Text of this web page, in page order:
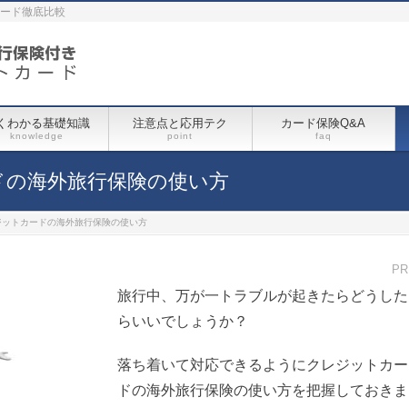
ド徹底比較
わかる基礎知識
knowledge
注意点と応用テク
point
カード保険Q&A
faq
海外旅行保険の使い方
ットカードの海外旅行保険の使い方
PR
旅行中、万が一トラブルが起きたらどうした
らいいでしょうか？
落ち着いて対応できるようにクレジットカー
ドの海外旅行保険の使い方を把握しておきま